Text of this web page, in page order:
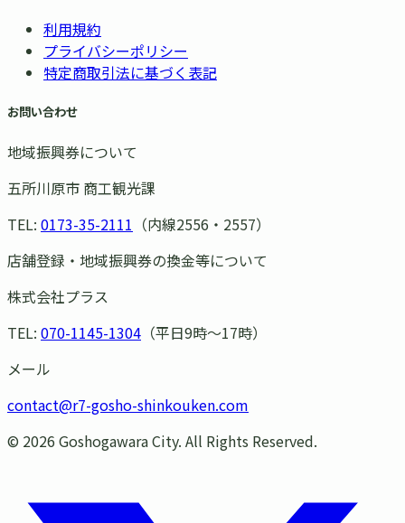
利用規約
プライバシーポリシー
特定商取引法に基づく表記
お問い合わせ
地域振興券について
五所川原市 商工観光課
TEL: 0173-35-2111 （内線2556・2557）
店舗登録・地域振興券の換金等について
株式会社プラス
TEL: 070-1145-1304 （平日9時〜17時）
メール
contact@r7-gosho-shinkouken.com
© 2026 Goshogawara City. All Rights Reserved.